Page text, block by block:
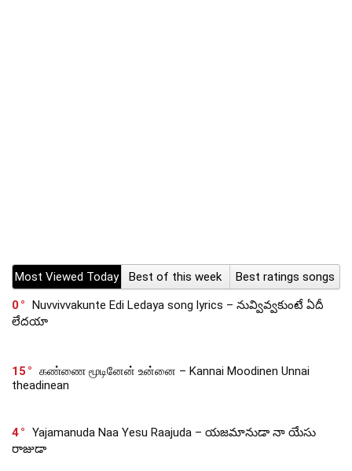
Most Viewed Today Best of this week
Best ratings songs
0
Nuvvivvakunte Edi Ledaya song lyrics – నువ్వివ్వకుంటే ఏదీ
లేదయా
15
கண்ணை மூடினேன் உன்னை – Kannai Moodinen Unnai
theadinean
4
Yajamanuda Naa Yesu Raajuda – యజమానుడా నా యేసు
రాజుడా